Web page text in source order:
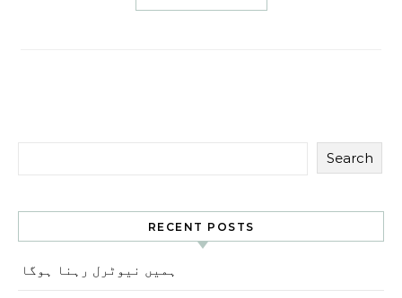
Search
RECENT POSTS
ہمیں نیوٹرل رہنا ہوگا